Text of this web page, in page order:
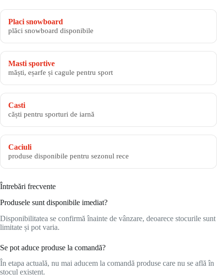
Placi snowboard
plăci snowboard disponibile
Masti sportive
măști, eșarfe și cagule pentru sport
Casti
căști pentru sporturi de iarnă
Caciuli
produse disponibile pentru sezonul rece
Întrebări frecvente
Produsele sunt disponibile imediat?
Disponibilitatea se confirmă înainte de vânzare, deoarece stocurile sunt
limitate și pot varia.
Se pot aduce produse la comandă?
În etapa actuală, nu mai aducem la comandă produse care nu se află în
stocul existent.